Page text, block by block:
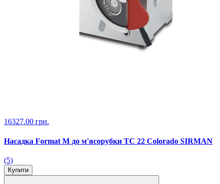
16327.00 грн.
Насадка Format M до м'ясорубки TC 22 Colorado SIRMAN
(5)
Купити